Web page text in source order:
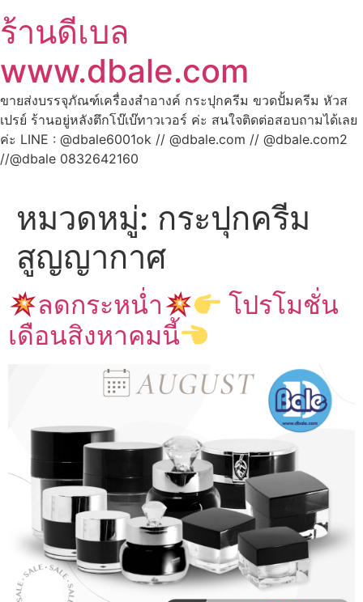
ร้านดีเบล
www.dbale.com
ขายส่งบรรจุภัณฑ์เครื่องสำอางค์ กระปุกครีม ขวดปั้มครีม หัวส
เปรย์ ร้านอยู่หลังตึกโบ๊เบ๊ทาวเวอร์ ค่ะ สนใจติดต่อสอบถามได้เลย
ค่ะ LINE : @dbale6001ok // @dbale.com // @dbale.com2
//@dbale 0832642160
หมวดหมู่: กระปุกครีม
สูญญากาศ
ลดกระหน่ำ
โปรโมชั่น
เดือนสิงหาคมนี้